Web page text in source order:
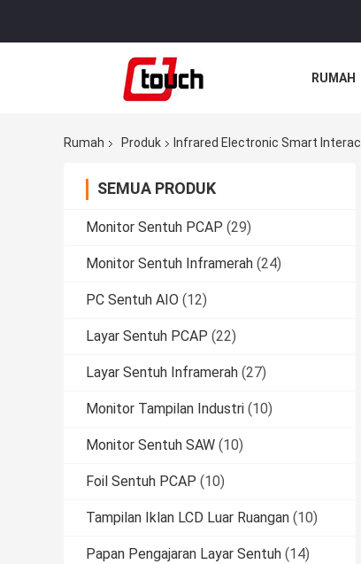
RUMAH
Rumah Produk Infrared Electronic Smart
SEMUA PRODUK
Monitor Sentuh PCAP (29)
Monitor Sentuh Inframerah (24)
PC Sentuh AIO (12)
Layar Sentuh PCAP (22)
Layar Sentuh Inframerah (27)
Monitor Tampilan Industri (10)
Monitor Sentuh SAW (10)
Foil Sentuh PCAP (10)
Tampilan Iklan LCD Luar Ruangan (10)
Papan Pengajaran Layar Sentuh (14)